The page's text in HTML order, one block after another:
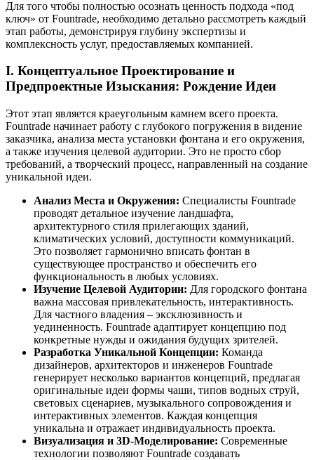
Для того чтобы полностью осознать ценность подхода «под
ключ» от Fountrade, необходимо детально рассмотреть каждый
этап работы, демонстрируя глубину экспертизы и
комплексность услуг, предоставляемых компанией.
I. Концептуальное Проектирование и
Предпроектные Изыскания: Рождение Идеи
Этот этап является краеугольным камнем всего проекта.
Fountrade начинает работу с глубокого погружения в видение
заказчика, анализа места установки фонтана и его окружения,
а также изучения целевой аудитории. Это не просто сбор
требований, а творческий процесс, направленный на создание
уникальной идеи.
Анализ Места и Окружения: Специалисты Fountrade
проводят детальное изучение ландшафта,
архитектурного стиля прилегающих зданий,
климатических условий, доступности коммуникаций.
Это позволяет гармонично вписать фонтан в
существующее пространство и обеспечить его
функциональность в любых условиях.
Изучение Целевой Аудитории: Для городского фонтана
важна массовая привлекательность, интерактивность.
Для частного владения – эксклюзивность и
уединенность. Fountrade адаптирует концепцию под
конкретные нужды и ожидания будущих зрителей.
Разработка Уникальной Концепции: Команда
дизайнеров, архитекторов и инженеров Fountrade
генерирует несколько вариантов концепций, предлагая
оригинальные идеи формы чаши, типов водных струй,
световых сценариев, музыкального сопровождения и
интерактивных элементов. Каждая концепция
уникальна и отражает индивидуальность проекта.
Визуализация и 3D-Моделирование: Современные
технологии позволяют Fountrade создавать